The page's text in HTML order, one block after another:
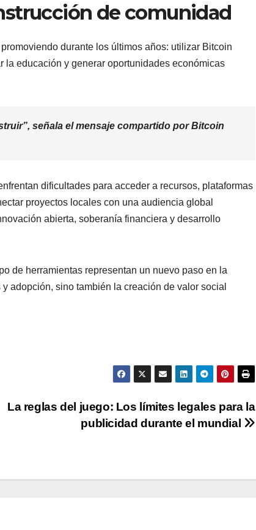
de comunidad
durante los últimos años: utilizar Bitcoin
la educación y generar oportunidades económicas
señala el mensaje compartido por Bitcoin
dificultades para acceder a recursos, plataformas
proyectos locales con una audiencia global
abierta, soberanía financiera y desarrollo
de herramientas representan un nuevo paso en la
adopción, sino también la creación de valor social
La reglas del juego: Los límites legales para la
publicidad durante el mundial